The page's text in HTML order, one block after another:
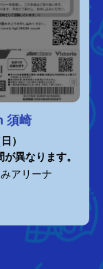
須崎
）
異なります。
アリーナ